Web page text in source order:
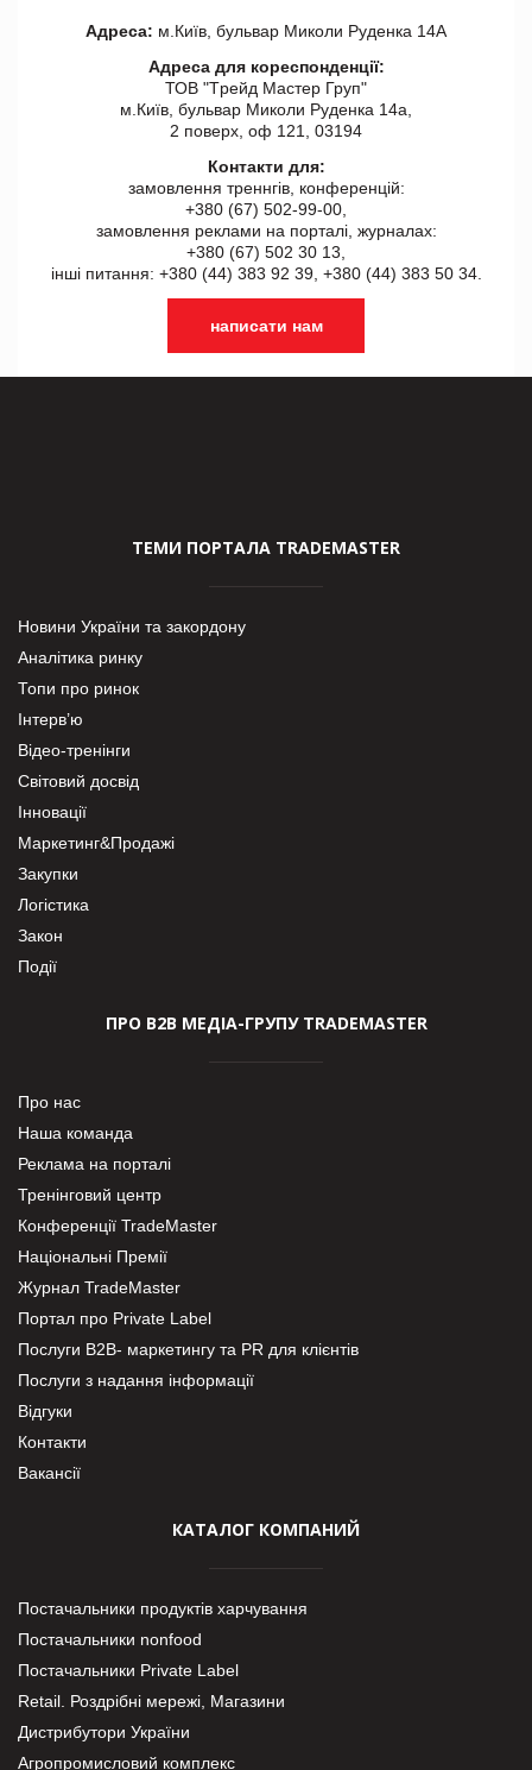
Адреса: м.Київ, бульвар Миколи Руденка 14А
Адреса для кореспонденції:
ТОВ "Tрейд Мастер Груп"
м.Київ, бульвар Миколи Руденка 14а,
2 поверх, оф 121, 03194
Контакти для:
замовлення треннгів, конференцій:
+380 (67) 502-99-00,
замовлення реклами на порталі, журналах:
+380 (67) 502 30 13,
інші питання: +380 (44) 383 92 39, +380 (44) 383 50 34.
написати нам
ТЕМИ ПОРТАЛА TRADEMASTER
Новини України та закордону
Аналітика ринку
Топи про ринок
Інтерв’ю
Відео-тренінги
Світовий досвід
Інновації
Маркетинг&Продажі
Закупки
Логістика
Закон
Події
ПРО В2В МЕДІА-ГРУПУ TRADEMASTER
Про нас
Наша команда
Реклама на порталі
Тренінговий центр
Конференції TradeMaster
Національні Премії
Журнал TradeMaster
Портал про Private Label
Послуги В2В- маркетингу та PR для клієнтів
Послуги з надання інформації
Відгуки
Контакти
Вакансії
КАТАЛОГ КОМПАНИЙ
Постачальники продуктів харчування
Постачальники nonfood
Постачальники Private Label
Retail. Роздрібні мережі, Магазини
Дистрибутори України
Агропромисловий комплекс